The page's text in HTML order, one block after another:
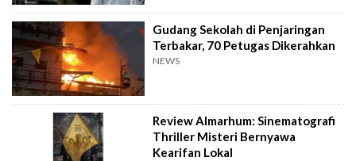
Gudang Sekolah di Penjaringan
Terbakar, 70 Petugas Dikerahkan
NEWS
Review Almarhum: Sinematografi
Thriller Misteri Bernyawa
Kearifan Lokal